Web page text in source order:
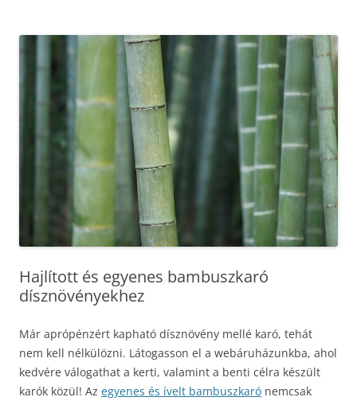
Hajlított és egyenes bambuszkaró
dísznövényekhez
Már aprópénzért kapható dísznövény mellé karó, tehát
nem kell nélkülözni. Látogasson el a webáruházunkba, ahol
kedvére válogathat a kerti, valamint a benti célra készült
karók közül! Az egyenes és ívelt bambuszkaró nemcsak